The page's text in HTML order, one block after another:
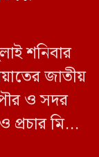
শনিবার
জাতীয়
ও সদর
মিছিল